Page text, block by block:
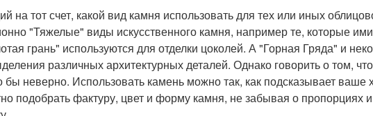
на тот счет, какой вид камня использовать для тех или иных
"Тяжелые" виды искусственного камня, например те, которые
грань" используются для отделки цоколей. А "Горная Гряда" и
различных архитектурных деталей. Однако говорить о том, что
бы неверно. Использовать камень можно так, как подсказывает ваше
подобрать фактуру, цвет и форму камня, не забывая о пропорциях